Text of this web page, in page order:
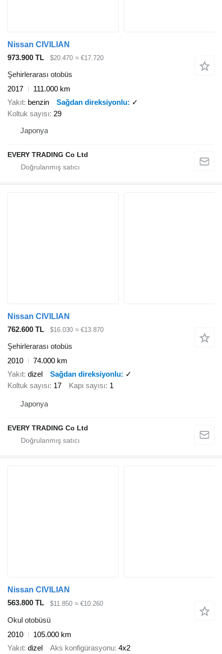
Nissan CIVILIAN
973.900 TL
$20.470 ≈ €17.720
Şehirlerarası otobüs
2017
111.000 km
Yakıt benzin Sağdan direksiyonlu
✓
Koltuk sayısı 29
Japonya
EVERY TRADING Co Ltd
Nissan CIVILIAN
762.600 TL
$16.030 ≈ €13.870
Şehirlerarası otobüs
2010
74.000 km
Yakıt dizel Sağdan direksiyonlu
✓
Koltuk sayısı 17 Kapı sayısı 1
Japonya
EVERY TRADING Co Ltd
Nissan CIVILIAN
563.800 TL
$11.850 ≈ €10.260
Okul otobüsü
2010
105.000 km
Yakıt dizel Aks konfigürasyonu 4x2